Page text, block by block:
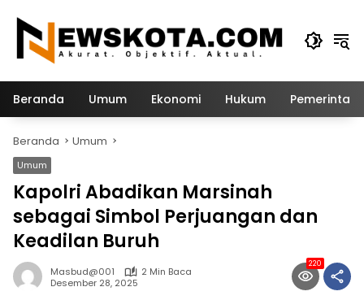
konten
Beranda Umum Ekonomi Hukum
Beranda Umum
Umum
Kapolri Abadikan Marsinah
sebagai Simbol Perjuangan dan
Keadilan Buruh
Masbud@001
2 Min Baca
Desember 28, 2025
220